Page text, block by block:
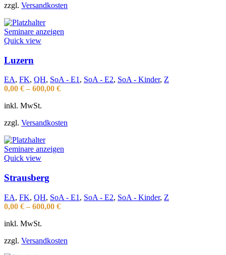
zzgl. Versandkosten
Seminare anzeigen
Quick view
Luzern
EA, FK, QH, SoA - E1 , SoA - E2, SoA - Kinder, Z
0,00 € – 600,00 €
inkl. MwSt.
zzgl. Versandkosten
Seminare anzeigen
Quick view
Strausberg
EA, FK, QH, SoA - E1 , SoA - E2, SoA - Kinder, Z
0,00 € – 600,00 €
inkl. MwSt.
zzgl. Versandkosten